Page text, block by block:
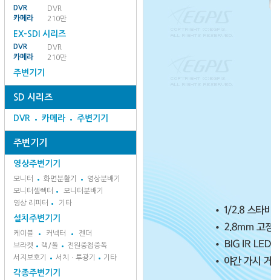
DVR
DVR
카메라
210만
EX-SDI 시리즈
DVR
DVR
카메라
210만
주변기기
SD 시리즈
DVR 카메라 주변기기
주변기기
영상주변기기
모니터 화면분활기
영상분배기
모니터셀렉터
모니터분배기
영상 리피터
기타
설치주변기기
케이블 커넥터
젠더
브라켓
랙/폴
전원중첩증폭
서지보호기
서치ㆍ투광기 기타
각종주변기기